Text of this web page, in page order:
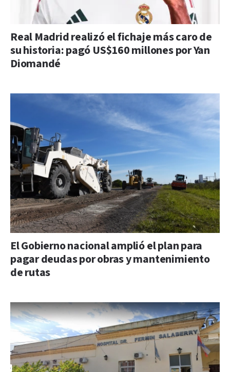
Real Madrid realizó el fichaje más caro de
su historia: pagó US$160 millones por Yan
Diomandé
El Gobierno nacional amplió el plan para
pagar deudas por obras y mantenimiento
de rutas